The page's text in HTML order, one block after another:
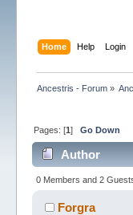
Home Help Login
Ancestris - Forum»
Pages: [1] Go Down
Author
0 Members and 2
Forgra